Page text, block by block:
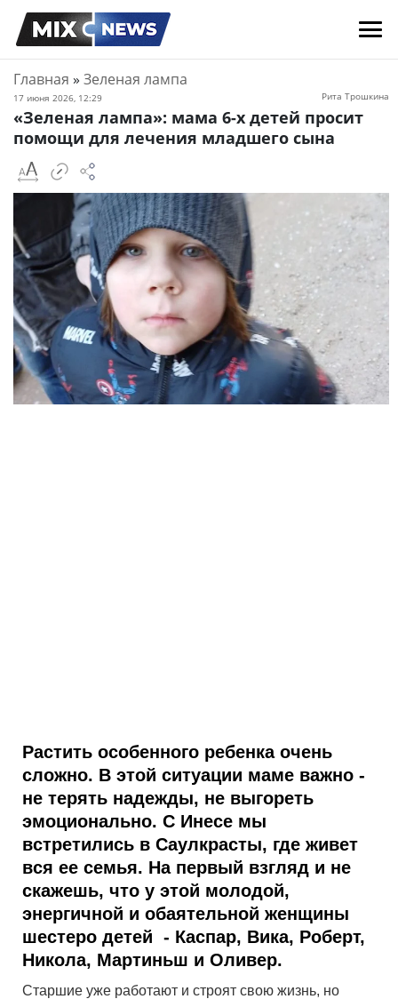
Главная » Зеленая лампа
17 июня 2026, 12:29 Рита Трошкина
«Зеленая лампа»: мама 6-х детей просит
помощи для лечения младшего сына
Растить особенного ребенка очень
сложно. В этой ситуации маме важно -
не терять надежды, не выгореть
эмоционально. С Инесе мы
встретились в Саулкрасты, где живет
вся ее семья. На первый взгляд и не
скажешь, что у этой молодой,
энергичной и обаятельной женщины
шестеро детей - Каспар, Вика, Роберт,
Никола, Мартиньш и Оливер.
Старшие уже работают и строят свою жизнь, но